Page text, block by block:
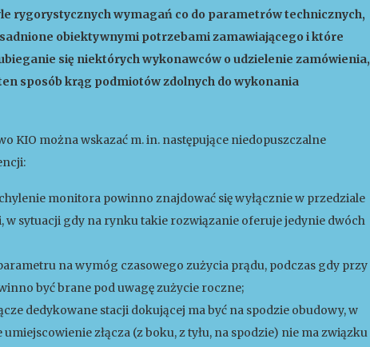
rygorystycznych wymagań co do parametrów technicznych,
obiektywnymi potrzebami zamawiającego i które
się niektórych wykonawców o udzielenie zamówienia,
sposób krąg podmiotów zdolnych do wykonania
KIO można wskazać m. in. następujące niedopuszczalne
monitora powinno znajdować się wyłącznie w przedziale
w sytuacji gdy na rynku takie rozwiązanie oferuje jedynie dwóch
na wymóg czasowego zużycia prądu, podczas gdy przy
być brane pod uwagę zużycie roczne;
dedykowane stacji dokującej ma być na spodzie obudowy, w
złącza (z boku, z tyłu, na spodzie) nie ma związku